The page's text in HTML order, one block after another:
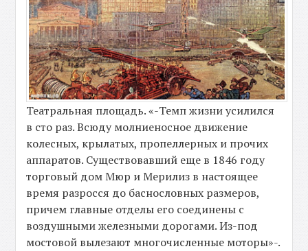
Театральная площадь. «-Темп жизни усилился
в сто раз. Всюду молниеносное движение
колесных, крылатых, пропеллерных и прочих
аппаратов. Существовавший еще в 1846 году
торговый дом Мюр и Мерилиз в настоящее
время разросся до баснословных размеров,
причем главные отделы его соединены с
воздушными железными дорогами. Из-под
мостовой вылезают многочисленные моторы»-.